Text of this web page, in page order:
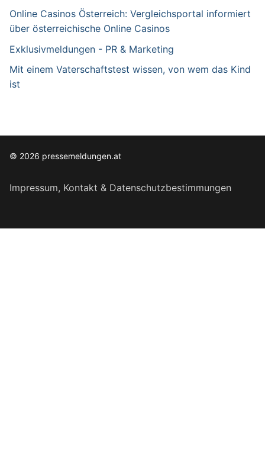
Online Casinos Österreich: Vergleichsportal informiert
über österreichische Online Casinos
Exklusivmeldungen - PR & Marketing
Mit einem Vaterschaftstest wissen, von wem das Kind
ist
© 2026 pressemeldungen.at
Impressum, Kontakt & Datenschutzbestimmungen